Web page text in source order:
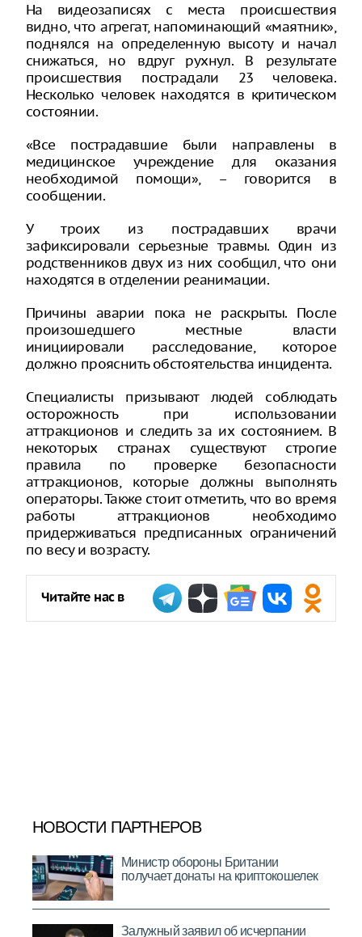
На видеозаписях с места происшествия
видно, что агрегат, напоминающий «маятник»,
поднялся на определенную высоту и начал
снижаться, но вдруг рухнул. В результате
происшествия пострадали 23 человека.
Несколько человек находятся в критическом
состоянии.
«Все пострадавшие были направлены в
медицинское учреждение для оказания
необходимой помощи», – говорится в
сообщении.
У троих из пострадавших врачи
зафиксировали серьезные травмы. Один из
родственников двух из них сообщил, что они
находятся в отделении реанимации.
Причины аварии пока не раскрыты. После
произошедшего местные власти
инициировали расследование, которое
должно прояснить обстоятельства инцидента.
Специалисты призывают людей соблюдать
осторожность при использовании
аттракционов и следить за их состоянием. В
некоторых странах существуют строгие
правила по проверке безопасности
аттракционов, которые должны выполнять
операторы. Также стоит отметить, что во время
работы аттракционов необходимо
придерживаться предписанных ограничений
по весу и возрасту.
Читайте нас в